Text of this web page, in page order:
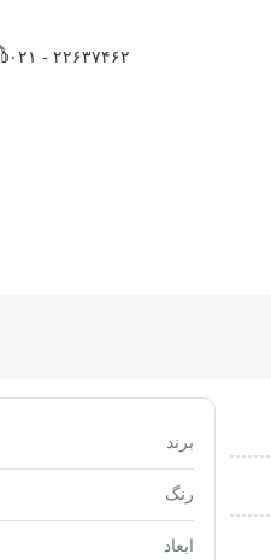
۰۲۱ - ۲۲۶۳۷۴۶۲
برند
رنگ
ابعاد